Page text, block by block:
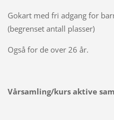
Gokart med fri adgang for
(begrenset antall plasser)
Også for de over 26 år.
Vårsamling/kurs aktive